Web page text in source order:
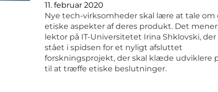
11. februar 2020
Nye tech-virksomheder skal lære at tale om
etiske aspekter af deres produkt. Det mener
lektor på IT-Universitetet Irina Shklovski, der
stået i spidsen for et nyligt afsluttet
forskningsprojekt, der skal klæde udviklere
til at træffe etiske beslutninger.